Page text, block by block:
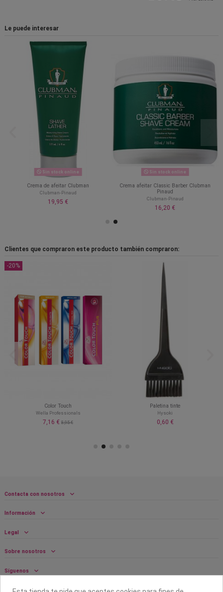
Le puede interesar
Sin stock online
Crema de afeitar Clubman
Clubman-Pinaud
19,95 €
Sin stock online
Crema afeitar Classic Barber Clubman
Pinaud
Clubman-Pinaud
16,20 €
Clientes que compraron este producto también compraron:
-20%
Color Touch
Wella Professionals
7,16 € 8,95 €
Paletina tinte
Hysoki
0,60 €
Contacta con nosotros
Información
Legal
Sobre nosotros
Síguenos
Boletín